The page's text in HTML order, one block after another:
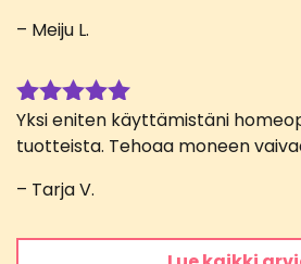
– Meiju L.
Arvostelu
tuotteesta:
Yksi eniten käyttämistäni
tuotteista. Tehoaa moneen
– Tarja V.